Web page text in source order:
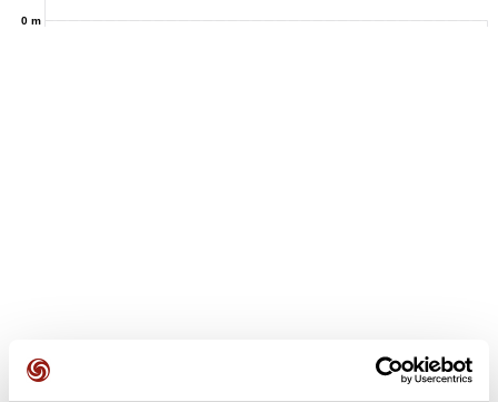
0 m
Avis des utilisateurs